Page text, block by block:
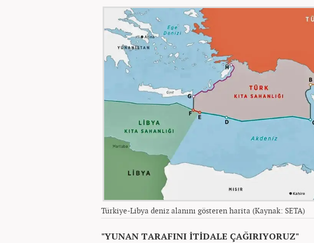
Türkiye-Libya deniz alanını gösteren harita (Kaynak: SETA)
"YUNAN TARAFINI İTİDALE ÇAĞIRIYORUZ"